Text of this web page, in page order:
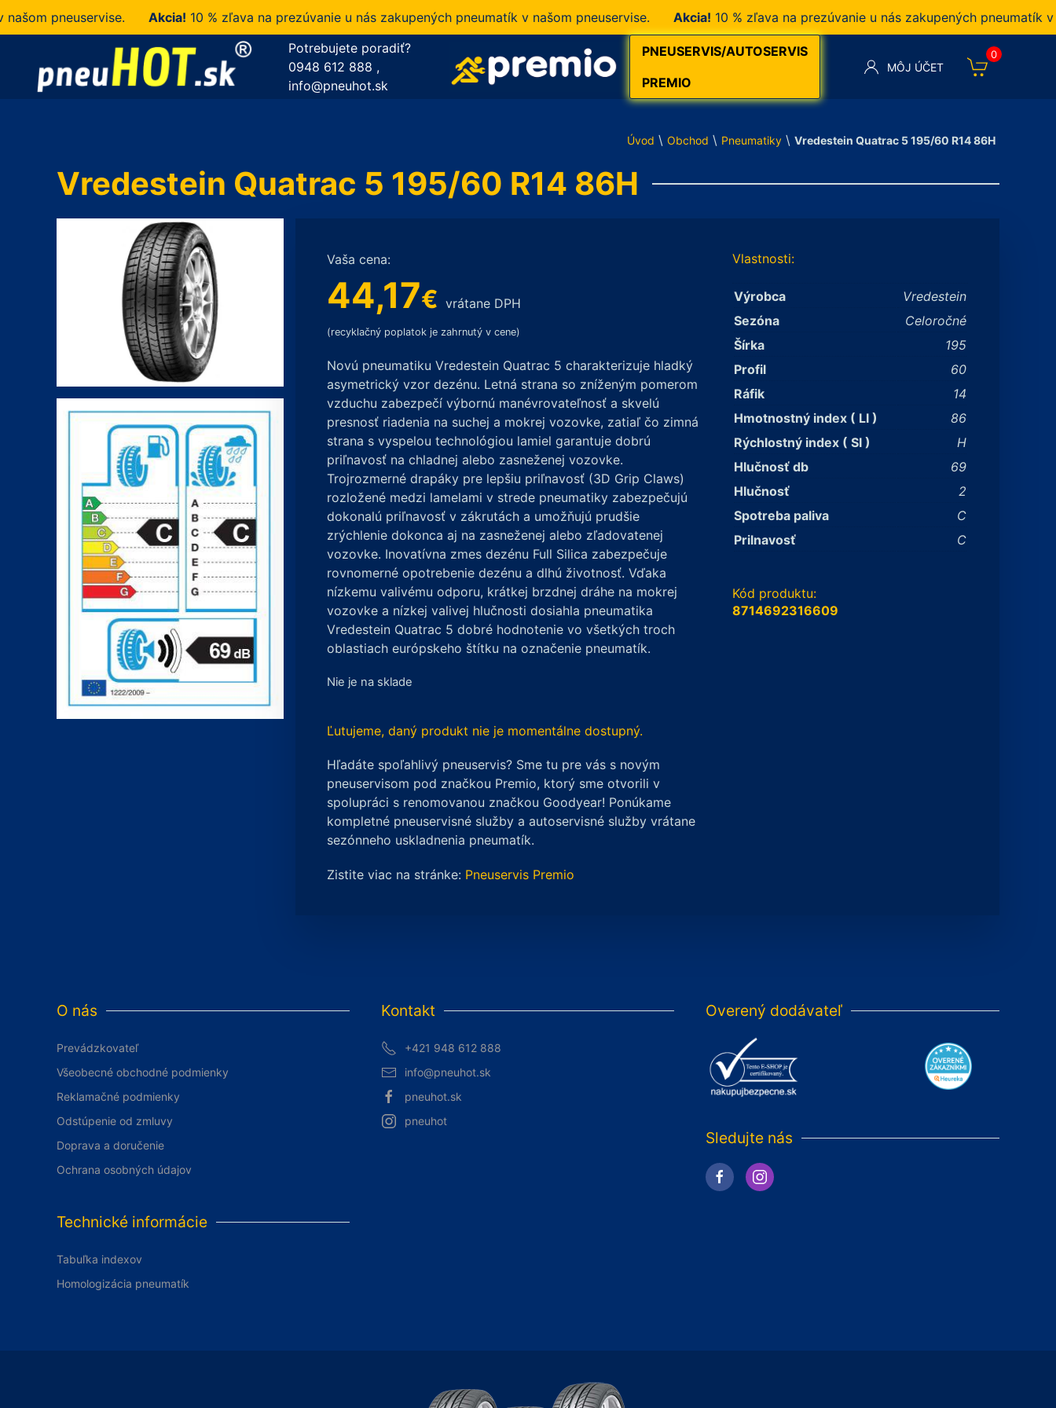
pneuservise. Akcia!10 % zľava na prezúvanie u nás zakupených pneumatík v našom pneuservise. Akcia!10 % zľava na prezúvanie u nás zakupených pneumatík v
Potrebujete poradiť?
0948 612 888 ,
info@pneuhot.sk
PNEUSERVIS/AUTOSERVIS
PREMIO
MÔJ ÚČET
0
Úvod \ Obchod \ Pneumatiky \ Vredestein Quatrac 5 195/60 R14 86H
Vredestein Quatrac 5 195/60 R14 86H
Vaša cena:
44,17€ vrátane DPH
(recyklačný poplatok je zahrnutý v cene)
Novú pneumatiku Vredestein Quatrac 5 charakterizuje hladký
asymetrický vzor dezénu. Letná strana so zníženým pomerom
vzduchu zabezpečí výbornú manévrovateľnosť a skvelú
presnosť riadenia na suchej a mokrej vozovke, zatiaľ čo zimná
strana s vyspelou technológiou lamiel garantuje dobrú
priľnavosť na chladnej alebo zasneženej vozovke.
Trojrozmerné drapáky pre lepšiu priľnavosť (3D Grip Claws)
rozložené medzi lamelami v strede pneumatiky zabezpečujú
dokonalú priľnavosť v zákrutách a umožňujú prudšie
zrýchlenie dokonca aj na zasneženej alebo zľadovatenej
vozovke. Inovatívna zmes dezénu Full Silica zabezpečuje
rovnomerné opotrebenie dezénu a dlhú životnosť. Vďaka
nízkemu valivému odporu, krátkej brzdnej dráhe na mokrej
vozovke a nízkej valivej hlučnosti dosiahla pneumatika
Vredestein Quatrac 5 dobré hodnotenie vo všetkých troch
oblastiach európskeho štítku na označenie pneumatík.
Nie je na sklade
Ľutujeme, daný produkt nie je momentálne dostupný.
Hľadáte spoľahlivý pneuservis? Sme tu pre vás s novým
pneuservisom pod značkou Premio, ktorý sme otvorili v
spolupráci s renomovanou značkou Goodyear! Ponúkame
kompletné pneuservisné služby a autoservisné služby vrátane
sezónneho uskladnenia pneumatík.
Zistite viac na stránke: Pneuservis Premio
Vlastnosti:
Výrobca
Vredestein
Sezóna
Celoročné
Šírka
195
Profil
60
Ráfik
14
Hmotnostný index ( LI )
86
Rýchlostný index ( SI )
H
Hlučnosť db
69
Hlučnosť
2
Spotreba paliva
C
Prilnavosť
C
Kód produktu:
8714692316609
O nás
Prevádzkovateľ
Všeobecné obchodné podmienky
Reklamačné podmienky
Odstúpenie od zmluvy
Doprava a doručenie
Ochrana osobných údajov
Technické informácie
Tabuľka indexov
Homologizácia pneumatík
Kontakt
+421 948 612 888
info@pneuhot.sk
pneuhot.sk
pneuhot
Overený dodávateľ
Sledujte nás